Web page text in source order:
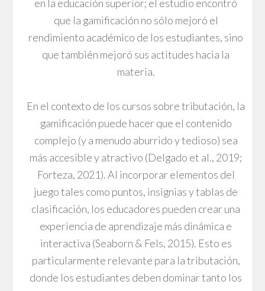
en la educación superior; el estudio encontró
que la gamificación no sólo mejoró el
rendimiento académico de los estudiantes, sino
que también mejoró sus actitudes hacia la
materia.
En el contexto de los cursos sobre tributación, la
gamificación puede hacer que el contenido
complejo (y a menudo aburrido y tedioso) sea
más accesible y atractivo (Delgado et al., 2019;
Forteza, 2021). Al incorporar elementos del
juego tales como puntos, insignias y tablas de
clasificación, los educadores pueden crear una
experiencia de aprendizaje más dinámica e
interactiva (Seaborn & Fels, 2015). Esto es
particularmente relevante para la tributación,
donde los estudiantes deben dominar tanto los